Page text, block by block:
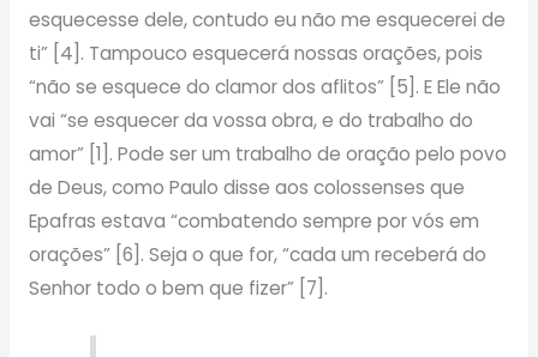
esquecesse dele, contudo eu não me esquecerei de
ti” [4]. Tampouco esquecerá nossas orações, pois
“não se esquece do clamor dos aflitos” [5]. E Ele não
vai “se esquecer da vossa obra, e do trabalho do
amor” [1]. Pode ser um trabalho de oração pelo povo
de Deus, como Paulo disse aos colossenses que
Epafras estava “combatendo sempre por vós em
orações” [6]. Seja o que for, “cada um receberá do
Senhor todo o bem que fizer” [7].